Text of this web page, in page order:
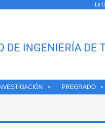
La
DE INGENIERÍA DE
INVESTIGACIÓN PREGRADO